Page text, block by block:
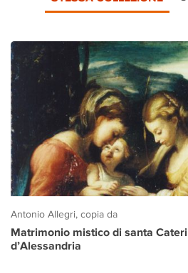
Antonio Allegri, copia da
Matrimonio mistico di santa
d’Alessandria